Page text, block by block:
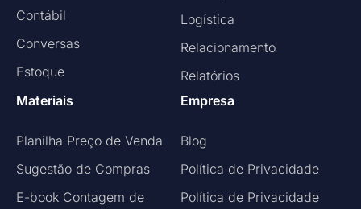
Contábil
Conversas
Estoque
Logística
Relacionamento
Relatórios
Materiais
Planilha Preço de Venda
Sugestão de Compras
E-book Contagem de
Empresa
Blog
Política de Privacidade
Política de Privacidade